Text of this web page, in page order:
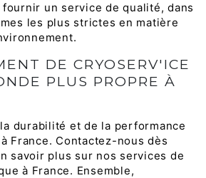
un service de qualité, dans
les plus strictes en matière
DE CRYOSERV'ICE
PLUS PROPRE À
durabilité et de la performance
France. Contactez-nous dès
savoir plus sur nos services de
à France. Ensemble,